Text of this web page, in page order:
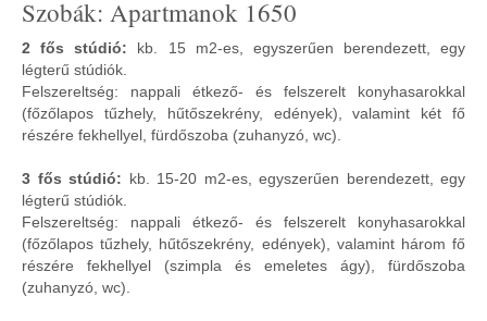
Szobák: Apartmanok 1650
2 fős stúdió: kb. 15 m2-es, egyszerűen berendezett, egy
légterű stúdiók.
Felszereltség: nappali étkező- és felszerelt konyhasarokkal
(főzőlapos tűzhely, hűtőszekrény, edények), valamint két fő
részére fekhellyel, fürdőszoba (zuhanyzó, wc).
3 fős stúdió: kb. 15-20 m2-es, egyszerűen berendezett, egy
légterű stúdiók.
Felszereltség: nappali étkező- és felszerelt konyhasarokkal
(főzőlapos tűzhely, hűtőszekrény, edények), valamint három fő
részére fekhellyel (szimpla és emeletes ágy), fürdőszoba
(zuhanyzó, wc).